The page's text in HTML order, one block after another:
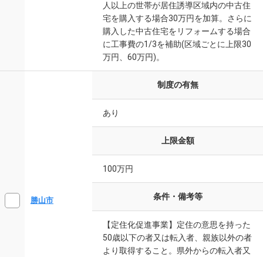
人以上の世帯が居住誘導区域内の中古住
宅を購入する場合30万円を加算。さらに
購入した中古住宅をリフォームする場合
に工事費の1/3を補助(区域ごとに上限30
万円、60万円)。
勝山市
制度の有無
あり
上限金額
100万円
条件・備考等
【定住化促進事業】定住の意思を持った
50歳以下の者又は転入者、親族以外の者
より取得すること。県外からの転入者又